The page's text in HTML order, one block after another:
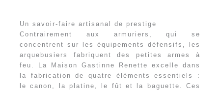
Un savoir-faire artisanal de prestige
Contrairement aux armuriers, qui se
concentrent sur les équipements défensifs, les
arquebusiers fabriquent des petites armes à
feu. La Maison Gastinne Renette excelle dans
la fabrication de quatre éléments essentiels :
le canon, la platine, le fût et la baguette. Ces